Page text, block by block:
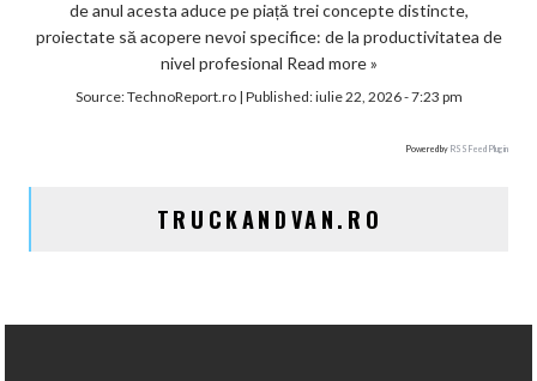
de anul acesta aduce pe piață trei concepte distincte,
proiectate să acopere nevoi specifice: de la productivitatea de
nivel profesional Read more »
Source:TechnoReport.ro| Published:iulie 22, 2026 - 7:23 pm
Powered by RSS Feed Plugin
TRUCKANDVAN.RO